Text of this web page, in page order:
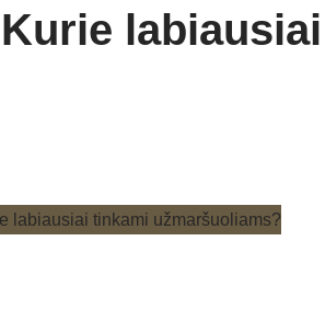
labiausiai